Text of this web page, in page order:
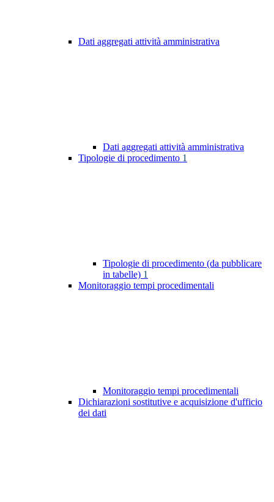
Dati aggregati attività amministrativa
Dati aggregati attività amministrativa
Tipologie di procedimento 1
Tipologie di procedimento (da pubblicare
in tabelle) 1
Monitoraggio tempi procedimentali
Monitoraggio tempi procedimentali
Dichiarazioni sostitutive e acquisizione d'ufficio
dei dati